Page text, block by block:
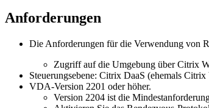
Anforderungen
Die Anforderungen für die Verwendung von
Zugriff auf die Umgebung über Citrix
Steuerungsebene: Citrix DaaS (ehemals
VDA-Version 2201 oder höher.
Version 2204 ist die